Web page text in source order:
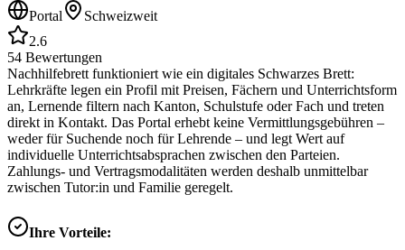
Portal
Schweizweit
2.6
54 Bewertungen
Nachhilfebrett funktioniert wie ein digitales Schwarzes Brett:
Lehrkräfte legen ein Profil mit Preisen, Fächern und Unterrichtsform
an, Lernende filtern nach Kanton, Schulstufe oder Fach und treten
direkt in Kontakt. Das Portal erhebt keine Vermittlungsgebühren –
weder für Suchende noch für Lehrende – und legt Wert auf
individuelle Unterrichtsabsprachen zwischen den Parteien.
Zahlungs- und Vertragsmodalitäten werden deshalb unmittelbar
zwischen Tutor:in und Familie geregelt.
Ihre Vorteile: